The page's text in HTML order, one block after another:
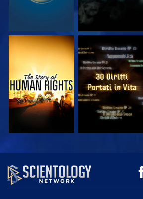
GUARDA GUARDA
GUARDA